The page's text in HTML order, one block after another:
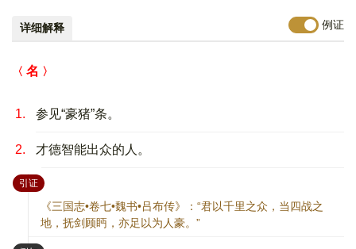
详细解释 例证
名
1. 参见“豪猪”条。
2. 才德智能出众的人。
引证：
《三国志•卷七•魏书•吕布传》：“君以千里之众，当四战之
地，抚剑顾眄，亦足以为人豪。”